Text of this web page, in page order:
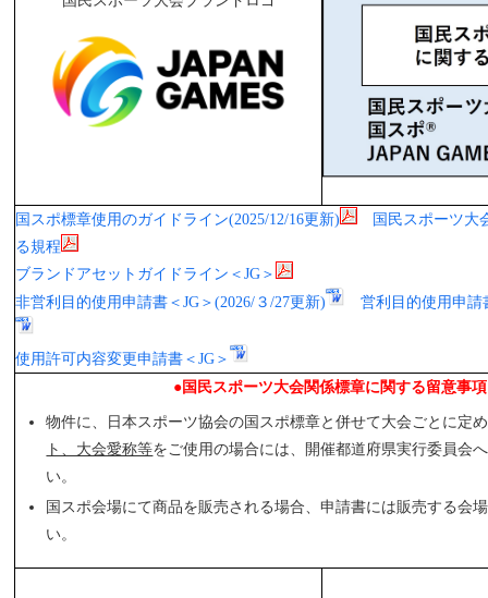
国スポ標章使用のガイドライン(2025/12/16更新)
国民スポーツ大
る規程
ブランドアセットガイドライン＜JG＞
非営利目的使用申請書＜JG＞(2026/３/27更新)
営利目的使用申請
使用許可内容変更申請書＜JG＞
●国民スポーツ大会関係標章に関する留意事
物件に、日本スポーツ協会の国スポ標章と併せて大会ごとに定
ト、大会愛称等をご使用の場合には、開催都道府県実行委員会
い。
国スポ会場にて商品を販売される場合、申請書には販売する会
い。